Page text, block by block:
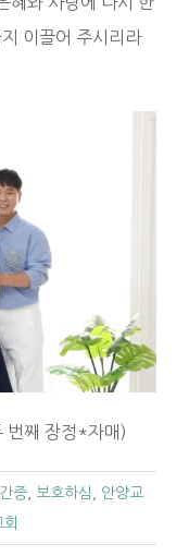
이끌어 주시리라
번째 장정*자매)
간증 보호하심
안양교